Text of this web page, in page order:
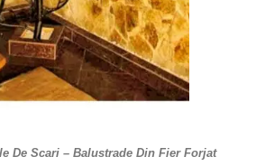
De Scari – Balustrade Din Fier Forjat